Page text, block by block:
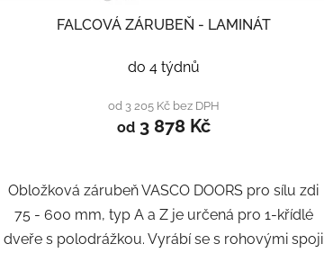
FALCOVÁ ZÁRUBEŇ - LAMINÁT
do 4 týdnů
od 3 205 Kč bez DPH
od3 878 Kč
Obložková zárubeň VASCO DOORS pro sílu zdi
75 - 600 mm, typ A a Z je určená pro 1-křídlé
dveře s polodrážkou. Vyrábí se s rohovými spoji